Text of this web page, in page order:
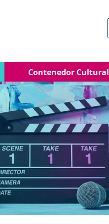
Contenedor Cultural